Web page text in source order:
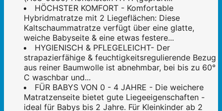
HÖCHSTER KOMFORT - Komfortable
Hybridmatratze mit 2 Liegeflächen: Diese
Kaltschaummatratze verfügt über eine glatte,
weiche Babyseite & eine etwas festere...
HYGIENISCH & PFLEGELEICHT- Der
strapazierfähige & feuchtigkeitsregulierende Bezug
aus reiner Baumwolle ist abnehmbar, bei bis zu 60°
C waschbar und...
FÜR BABYS VON 0 - 4 JAHRE - Die weichere
Matratzenseite bietet gute Liegeeigenschaften -
ideal für Babys bis 2 Jahre. Für Kleinkinder ab 2